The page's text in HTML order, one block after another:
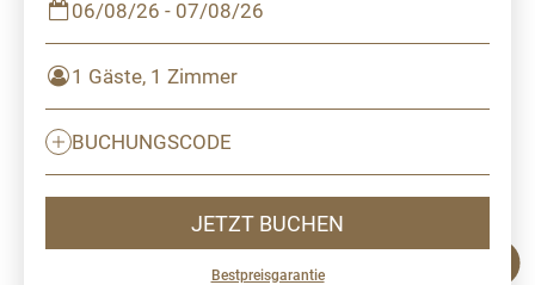
06/08/26 - 07/08/26
1 Gäste, 1 Zimmer
BUCHUNGSCODE
JETZT BUCHEN
Bestpreisgarantie